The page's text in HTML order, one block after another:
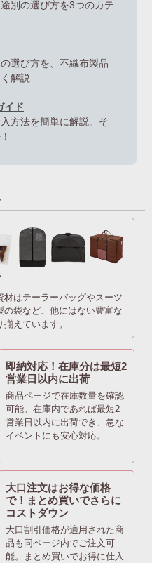
別の選び方を3つのカテ
選び方を、不織布製品
解説
イド
方法を簡単に解説。そ
はテーラーバッグやスーツ
袋など、他にはない豊富な
えています。
即納対応！在庫分は最短2
営業日以内に出荷
商品ページで在庫数量を確認
可能。在庫内であれば最短2
営業日以内に出荷でき、急な
イベントにも安心対応。
大口注文はお得な価格
で！まとめ買いでさらに
コストダウン
大口割引価格が適用された商
品も同ページ内でご注文可
能。まとめ買いでお得に仕入